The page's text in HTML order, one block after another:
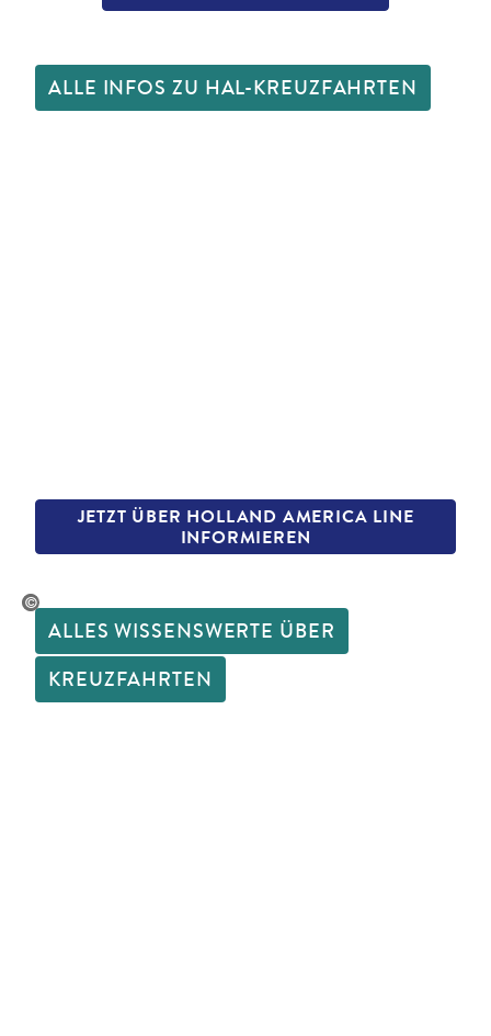
ALLE INFOS ZU HAL-KREUZFAHRTEN
JETZT ÜBER HOLLAND AMERICA LINE
INFORMIEREN
©MSC Rights
ALLES WISSENSWERTE ÜBER
KREUZFAHRTEN